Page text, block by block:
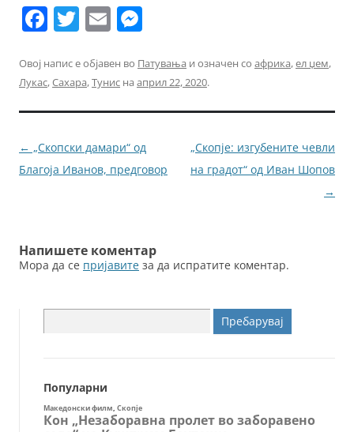
F
a
c
e
b
o
o
T
w
itt
er
E
m
ai
l
ss
e
n
g
er
Овој напис е објавен во Патувања и означен со африка,ел џем,
Лукас,Сахара,Тунис на април 22, 2020.
Навигација
за
← „Скопски дамари“ од
Благоја Иванов, предговор
„Скопје: изгубените чевли
на градот“ од Иван Шопов
→
Напишете коментар
Мора да се пријавите за да испратите коментар.
за:
Популарни